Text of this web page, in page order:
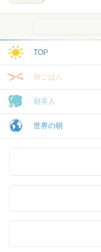
TOP
朝ごはん
朝美人
世界の朝